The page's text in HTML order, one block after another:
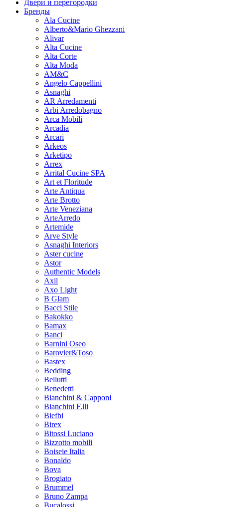
Двери и перегородки
Бренды
Ala Cucine
Alberto&Mario Ghezzani
Alivar
Alta Cucine
Alta Corte
Alta Moda
AM&C
Angelo Cappellini
Asnaghi
AR Arredamenti
Arbi Arredobagno
Arca Mobili
Arcadia
Arcari
Arkeos
Arketipo
Arrex
Arrital Cucine SPA
Art et Floritude
Arte Antiqua
Arte Brotto
Arte Veneziana
ArteArredo
Artemide
Arve Style
Asnaghi Interiors
Aster cucine
Astor
Authentic Models
Axil
Axo Light
B Glam
Bacci Stile
Bakokko
Bamax
Banci
Barnini Oseo
Barovier&Toso
Bastex
Bedding
Bellutti
Benedetti
Bianchini & Capponi
Bianchini F.lli
Biefbi
Birex
Bitossi Luciano
Bizzotto mobili
Boiseie Italia
Bonaldo
Bova
Brogiato
Brummel
Bruno Zampa
Bucalossi